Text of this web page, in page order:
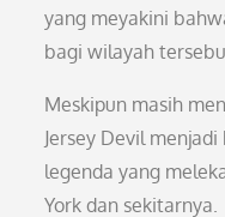
yang meyakini
bagi wilayah
Meskipun masih
Jersey Devil
legenda yang
York dan sekitarnya.